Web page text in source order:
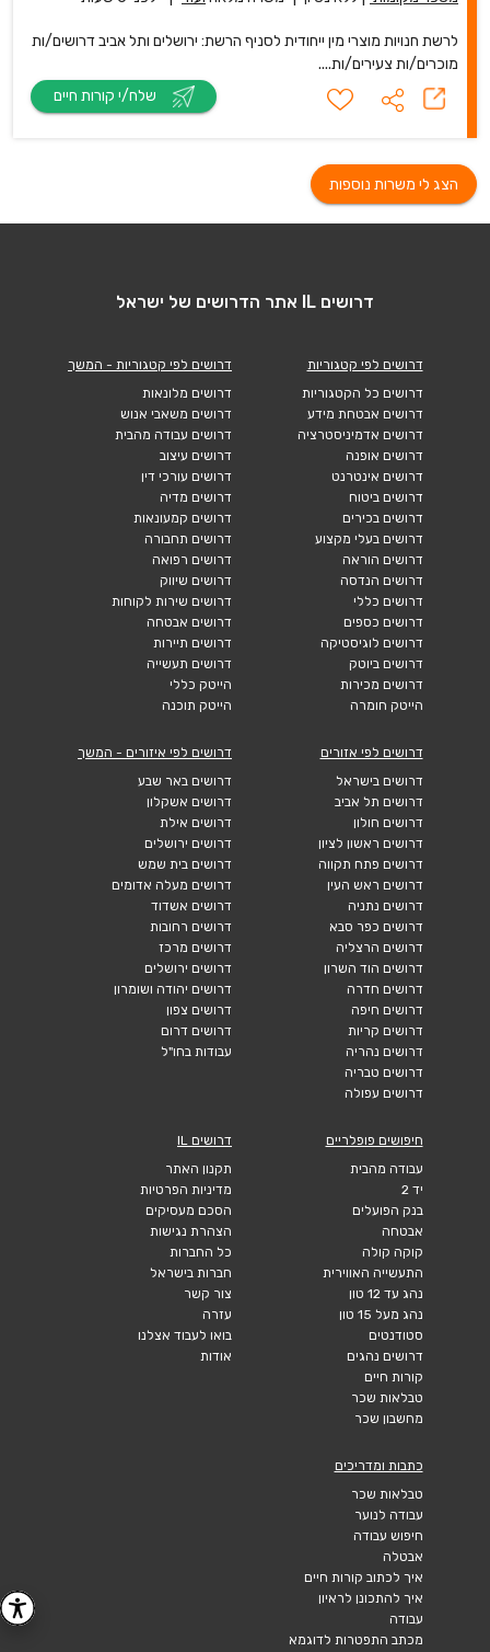
לרשת חנויות מוצרי מין ייחודית לסניף הרשת: ירושלים ותל אביב דרושים/ות
מוכרים/ות צעירים/ות....
הצג לי משרות נוספות
דרושים IL אתר הדרושים של ישראל
דרושים לפי קטגוריות
דרושים כל הקטגוריות
דרושים אבטחת מידע
דרושים אדמיניסטרציה
דרושים אופנה
דרושים אינטרנט
דרושים ביטוח
דרושים בכירים
דרושים בעלי מקצוע
דרושים הוראה
דרושים הנדסה
דרושים כללי
דרושים כספים
דרושים לוגיסטיקה
דרושים ביוטק
דרושים מכירות
הייטק חומרה
דרושים לפי קטגוריות - המשך
דרושים מלונאות
דרושים משאבי אנוש
דרושים עבודה מהבית
דרושים עיצוב
דרושים עורכי דין
דרושים מדיה
דרושים קמעונאות
דרושים תחבורה
דרושים רפואה
דרושים שיווק
דרושים שירות לקוחות
דרושים אבטחה
דרושים תיירות
דרושים תעשייה
הייטק כללי
הייטק תוכנה
דרושים לפי אזורים
דרושים בישראל
דרושים תל אביב
דרושים חולון
דרושים ראשון לציון
דרושים פתח תקווה
דרושים ראש העין
דרושים נתניה
דרושים כפר סבא
דרושים הרצליה
דרושים הוד השרון
דרושים חדרה
דרושים חיפה
דרושים קריות
דרושים נהריה
דרושים טבריה
דרושים עפולה
דרושים לפי איזורים - המשך
דרושים באר שבע
דרושים אשקלון
דרושים אילת
דרושים ירושלים
דרושים בית שמש
דרושים מעלה אדומים
דרושים אשדוד
דרושים רחובות
דרושים מרכז
דרושים ירושלים
דרושים יהודה ושומרון
דרושים צפון
דרושים דרום
עבודות בחו"ל
חיפושים פופלריים
עבודה מהבית
יד 2
בנק הפועלים
אבטחה
קוקה קולה
התעשייה האווירית
נהג עד 12 טון
נהג מעל 15 טון
סטודנטים
דרושים נהגים
קורות חיים
טבלאות שכר
מחשבון שכר
דרושים IL
תקנון האתר
מדיניות הפרטיות
הסכם מעסיקים
הצהרת נגישות
כל החברות
חברות בישראל
צור קשר
עזרה
בואו לעבוד אצלנו
אודות
כתבות ומדריכים
טבלאות שכר
עבודה לנוער
חיפוש עבודה
אבטלה
איך לכתוב קורות חיים
איך להתכונן לראיון
עבודה
מכתב התפטרות לדוגמא